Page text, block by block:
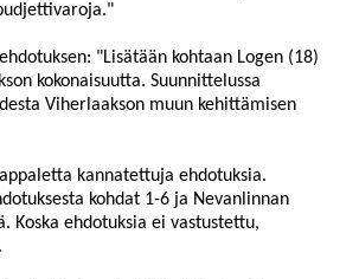
"
"Lisätään kohtaan Logen(18)
kokonaisuutta. Suunnittelussa
Viherlaakson muun kehittämisen
kannatettuja ehdotuksia.
kohdat 1-6 ja Nevanlinnan
Koska ehdotuksia ei vastustettu,